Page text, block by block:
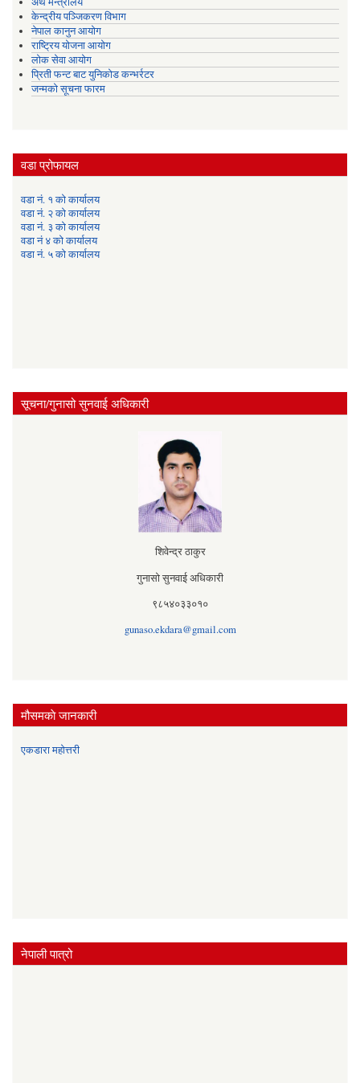
केन्द्रीय पञ्जिकरण विभाग
नेपाल कानुन आयोग
राष्ट्रिय योजना आयोग
लोक सेवा आयोग
प्रिती फन्ट बाट युनिकोड कन्भर्रटर
जन्मको सूचना फारम
वडा प्रोफायल
वडा नं. १ को कार्यालय
वडा नं. २ को कार्यालय
वडा नं. ३ को कार्यालय
वडा नं ४ को कार्यालय
वडा नं. ५ को कार्यालय
सूचना/गुनासो सुनवाई अधिकारी
शिवेन्द्र ठाकुर
गुनासो सुनवाई अधिकारी
९८५४०३३०१०
gunaso.ekdara@gmail.com
मौसमकाे जानकारी
एकडारा महोत्तरी
नेपाली पात्रो